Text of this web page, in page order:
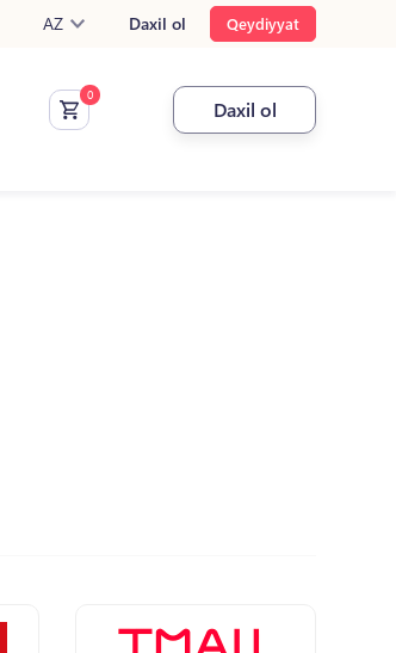
AZ Daxil ol Qeydiyyat
Daxil ol